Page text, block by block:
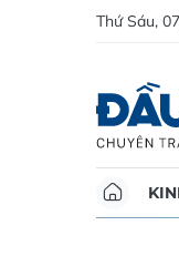
Thứ Sáu,